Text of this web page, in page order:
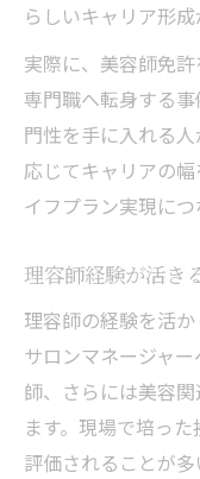
ライフプ
美容師免
キャリア
在宅ワークへ
美容師資
成
は
在宅ワ
美容師が
意点
らしいキャリア形成
実際に、美容師免
専門職へ転身する
門性を手に入れる
応じてキャリアの
イフプラン実現につ
理容師経験が活き
理容師の経験を活
サロンマネージャ
師、さらには美容
ます。現場で培っ
評価されることが多